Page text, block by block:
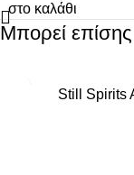
στο καλάθι
Μπορεί
Still Spirits